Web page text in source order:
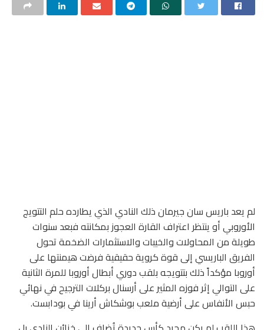
لم يعد باريس سان جيرمان ذلك النادي الذي يطارده حلم التتويج
الأوروبي أو ينتظر اعتراف القارة العجوز بمكانته فبعد سنوات
طويلة من المحاولات والخيبات والاستثمارات الضخمة تحول
الفريق الباريسي إلى قوة كروية حقيقية فرضت هيمنتها على
أوروبا مؤكداً ذلك بتتويجه بلقب دوري أبطال أوروبا للمرة الثانية
على التوالي إثر فوزه المثير على أرسنال بركلات الترجيح في نهائي
حبس الأنفاس على أرضية ملعب بوشكاش أرينا في بودابست.